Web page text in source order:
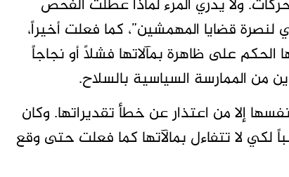
ولا يدري المرء لماذا عطلت الفحص
لنصرة قضايا المهمشين”، كما فعلت أخيراً،
على ظاهرة بمآلاتها فشلاً أو نجاجاً
من الممارسة السياسية بالسلاح.
إلا من اعتذار عن خطأ تقديراتها. وكان
لكي لا تتفاءل بمالآتها كما فعلت حتى وقع